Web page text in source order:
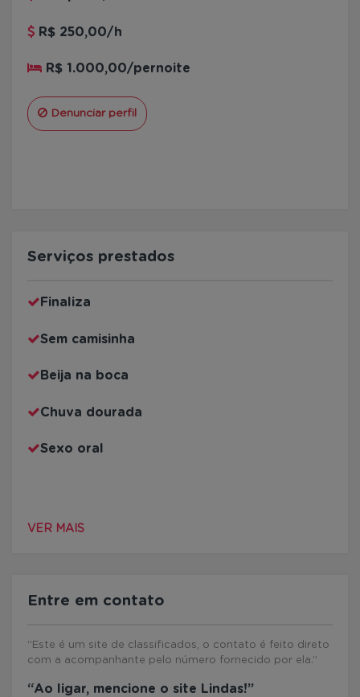
R$ 250,00/h
R$ 1.000,00/pernoite
Denunciar perfil
Serviços prestados
Finaliza
Sem camisinha
Beija na boca
Chuva dourada
Sexo oral
VER MAIS
Entre em contato
“Este é um site de classificados, o contato é feito direto
com a acompanhante pelo número fornecido por ela.”
“Ao ligar, mencione o site Lindas!”